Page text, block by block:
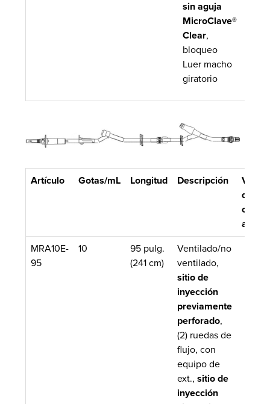
sin aguja
MicroClave®
Clear,
bloqueo
Luer macho
giratorio
Artículo Gotas/mL Longitud Descripción
de
aprox.
MRA10E-
95
10
95 pulg.
(241 cm)
Ventilado/no
ventilado,
sitio de
inyección
previamente
perforado,
(2) ruedas de
flujo, con
equipo de
ext., sitio de
inyección